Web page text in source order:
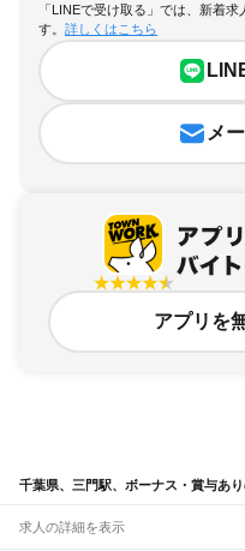
「LINEで受け取る」では、新着
す。 詳しくはこちら
メ
アプリを
千葉県、三門駅、ボーナス・賞与あ
求人の詳細を表示